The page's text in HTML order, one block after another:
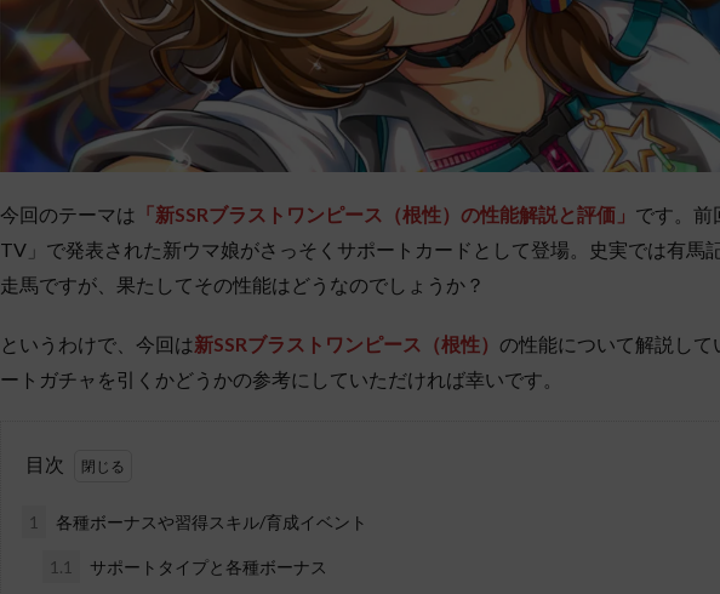
今回のテーマは 「新SSRブラストワンピース（根性）の性能解説と評価」 です。前
TV」で発表された新ウマ娘がさっそくサポートカードとして登場。史実では有馬
走馬ですが、果たしてその性能はどうなのでしょうか？
というわけで、今回は新SSRブラストワンピース（根性） の性能について解説し
ートガチャを引くかどうかの参考にしていただければ幸いです。
目次
1 各種ボーナスや習得スキル/育成イベント
1.1 サポートタイプと各種ボーナス